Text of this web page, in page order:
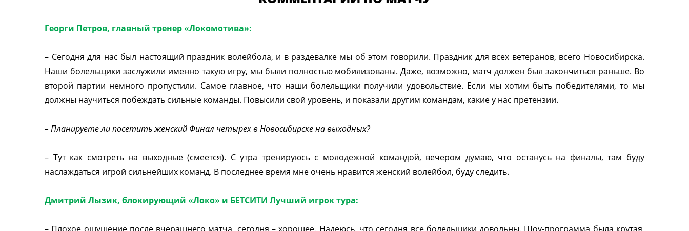
Георги Петров, главный тренер «Локомотива»:
– Сегодня для нас был настоящий праздник волейбола, и в раздевалке мы об этом говорили. Праздник для всех ветеранов, всего Новосибирска.
Наши болельщики заслужили именно такую игру, мы были полностью мобилизованы. Даже, возможно, матч должен был закончиться раньше. Во
второй партии немного пропустили. Самое главное, что наши болельщики получили удовольствие. Если мы хотим быть победителями, то мы
должны научиться побеждать сильные команды. Повысили свой уровень, и показали другим командам, какие у нас претензии.
– Планируете ли посетить женский Финал четырех в Новосибирске на выходных?
– Тут как смотреть на выходные (смеется). С утра тренируюсь с молодежной командой, вечером думаю, что останусь на финалы, там буду
наслаждаться игрой сильнейших команд. В последнее время мне очень нравится женский волейбол, буду следить.
Дмитрий Лызик, блокирующий «Локо» и БЕТСИТИ Лучший игрок тура: